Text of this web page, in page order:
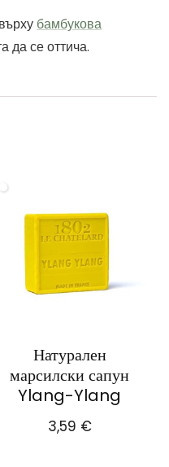
бамбукова
да се оттича.
Натурален
марсилски сапун
Ylang-Ylang
3,59 €